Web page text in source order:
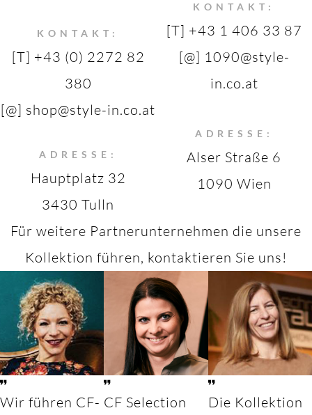
KONTAKT:
[T] +43 (0) 2272 82
380
[@] shop@style-in.co.at
ADRESSE:
Hauptplatz 32
3430 Tulln
KONTAKT:
[T] +43 1 406 33 87
[@] 1090@style-
in.co.at
ADRESSE:
Alser Straße 6
1090 Wien
Für weitere Partnerunternehmen die unsere
Kollektion führen, kontaktieren Sie uns!
Wir führen CF- CF Selection
Die Kollektion